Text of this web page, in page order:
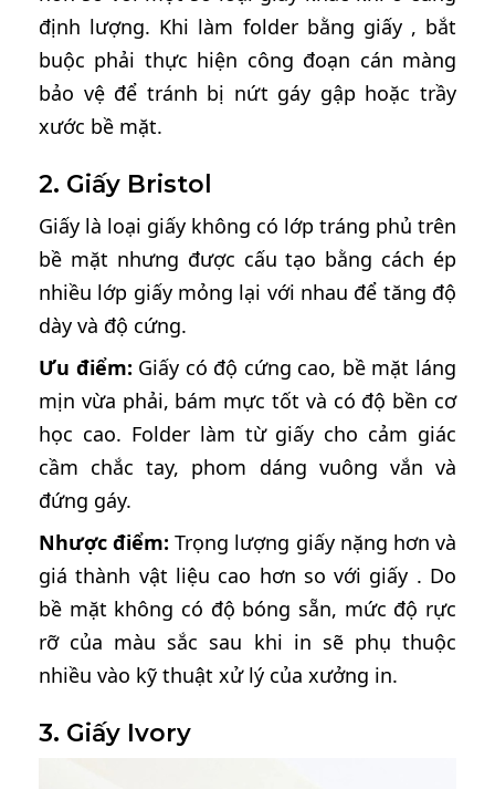
định lượng. Khi làm folder bằng giấy , bắt
buộc phải thực hiện công đoạn cán màng
bảo vệ để tránh bị nứt gáy gập hoặc trầy
xước bề mặt.
2. Giấy Bristol
Giấy là loại giấy không có lớp tráng phủ trên
bề mặt nhưng được cấu tạo bằng cách ép
nhiều lớp giấy mỏng lại với nhau để tăng độ
dày và độ cứng.
Ưu điểm: Giấy có độ cứng cao, bề mặt láng
mịn vừa phải, bám mực tốt và có độ bền cơ
học cao. Folder làm từ giấy cho cảm giác
cầm chắc tay, phom dáng vuông vắn và
đứng gáy.
Nhược điểm: Trọng lượng giấy nặng hơn và
giá thành vật liệu cao hơn so với giấy . Do
bề mặt không có độ bóng sẵn, mức độ rực
rỡ của màu sắc sau khi in sẽ phụ thuộc
nhiều vào kỹ thuật xử lý của xưởng in.
3. Giấy Ivory